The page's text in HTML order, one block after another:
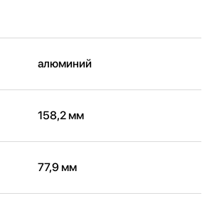
алюминий
158,2 мм
77,9 мм